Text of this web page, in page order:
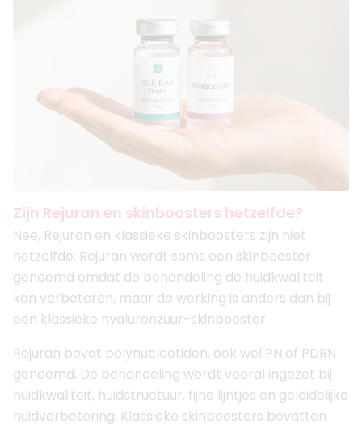
Zijn Rejuran en skinboosters hetzelfde?
Nee, Rejuran en klassieke skinboosters zijn niet
hetzelfde. Rejuran wordt soms een skinbooster
genoemd omdat de behandeling de huidkwaliteit
kan verbeteren, maar de werking is anders dan bij
een klassieke hyaluronzuur-skinbooster.
Rejuran bevat polynucleotiden, ook wel PN of PDRN
genoemd. De behandeling wordt vooral ingezet bij
huidkwaliteit, huidstructuur, fijne lijntjes en geleidelijke
huidverbetering. Klassieke skinboosters bevatten